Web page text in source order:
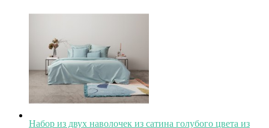
Набор из двух наволочек из сатина голубого цвета из